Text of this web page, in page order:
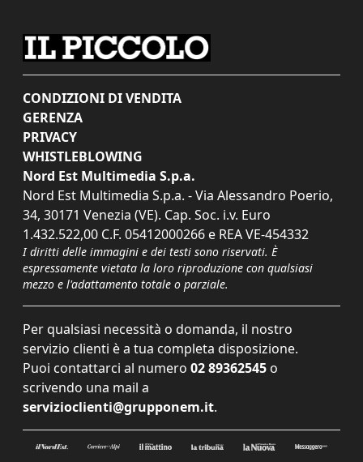
CONDIZIONI DI VENDITA
GERENZA
PRIVACY
WHISTLEBLOWING
Nord Est Multimedia S.p.a.
Nord Est Multimedia S.p.a. - Via Alessandro Poerio,
34, 30171 Venezia (VE). Cap. Soc. i.v. Euro
1.432.522,00 C.F. 05412000266 e REA VE-454332
I diritti delle immagini e dei testi sono riservati. È
espressamente vietata la loro riproduzione con qualsiasi
mezzo e l'adattamento totale o parziale.
Per qualsiasi necessità o domanda, il nostro
servizio clienti è a tua completa disposizione.
Puoi contattarci al numero 02 89362545 o
scrivendo una mail a
servizioclienti@grupponem.it.